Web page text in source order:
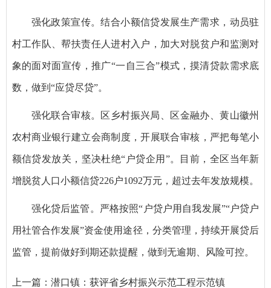
强化政策宣传。结合小额信贷发展生产需求，动员驻
村工作队、帮扶责任人进村入户，加大对脱贫户和监测对
象的面对面宣传，推广“一自三合”模式，摸清贷款需求底
数，做到“应贷尽贷”。
强化联合审核。区乡村振兴局、区金融办、黄山徽州
农村商业银行建立会商制度，开展联合审核，严把每笔小
额信贷发放关，坚决杜绝“户贷企用”。目前，全区当年新
增脱贫人口小额信贷226户1092万元，超过去年发放规模。
强化贷后监管。严格按照“户贷户用自我发展”“户贷户
用社管合作发展”资金使用途径，分类管理，持续开展贷后
监管，提前做好到期还款提醒，做到无逾期、风险可控。
上一篇： 潜口镇：获评省乡村振兴示范工程示范镇